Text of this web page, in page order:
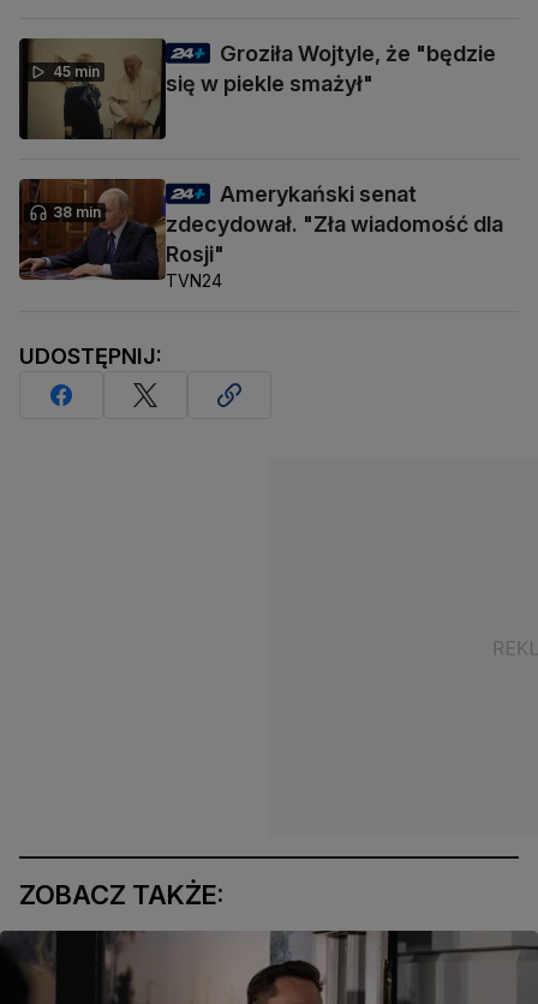
45 min
Groziła Wojtyle, że "będzie
się w piekle smażył"
38 min
Amerykański senat
zdecydował. "Zła wiadomość dla
Rosji"
TVN24
UDOSTĘPNIJ:
ZOBACZ TAKŻE: